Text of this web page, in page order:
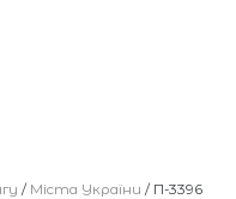
/ Міста України / П-3396